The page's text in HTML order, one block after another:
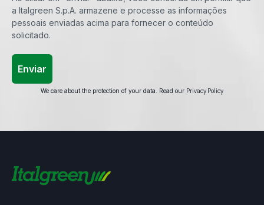
a Italgreen S.p.A. armazene e processe as informações
pessoais enviadas acima para fornecer o conteúdo
solicitado.
We care about the protection of your data. Read our Privacy Policy